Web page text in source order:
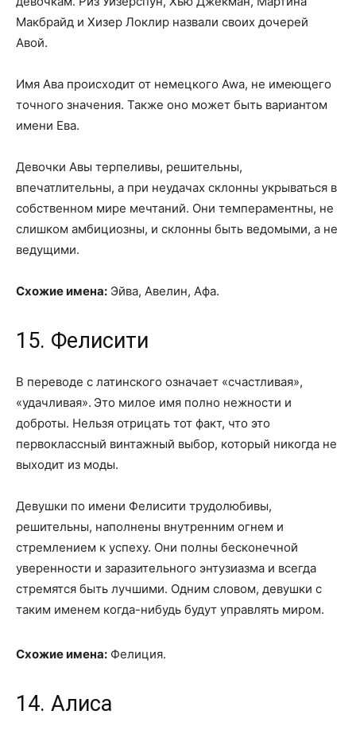
Макбрайд и Хизер Локлир назвали своих дочерей
Авой.
Имя Ава происходит от немецкого Awa, не имеющего
точного значения. Также оно может быть вариантом
имени Ева.
Девочки Авы терпеливы, решительны,
впечатлительны, а при неудачах склонны укрываться в
собственном мире мечтаний. Они темпераментны, не
слишком амбициозны, и склонны быть ведомыми, а не
ведущими.
Схожие имена: Эйва, Авелин, Афа.
15. Фелисити
В переводе с латинского означает «счастливая»,
«удачливая». Это милое имя полно нежности и
доброты. Нельзя отрицать тот факт, что это
первоклассный винтажный выбор, который никогда не
выходит из моды.
Девушки по имени Фелисити трудолюбивы,
решительны, наполнены внутренним огнем и
стремлением к успеху. Они полны бесконечной
уверенности и заразительного энтузиазма и всегда
стремятся быть лучшими. Одним словом, девушки с
таким именем когда-нибудь будут управлять миром.
Схожие имена: Фелиция.
14. Алиса